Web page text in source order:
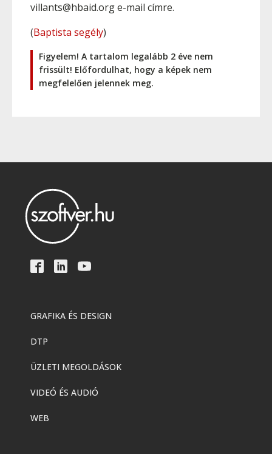
villants@hbaid.org e-mail címre.
(Baptista segély)
Figyelem! A tartalom legalább 2 éve nem
frissült! Előfordulhat, hogy a képek nem
megfelelően jelennek meg.
GRAFIKA ÉS DESIGN
DTP
ÜZLETI MEGOLDÁSOK
VIDEÓ ÉS AUDIÓ
WEB